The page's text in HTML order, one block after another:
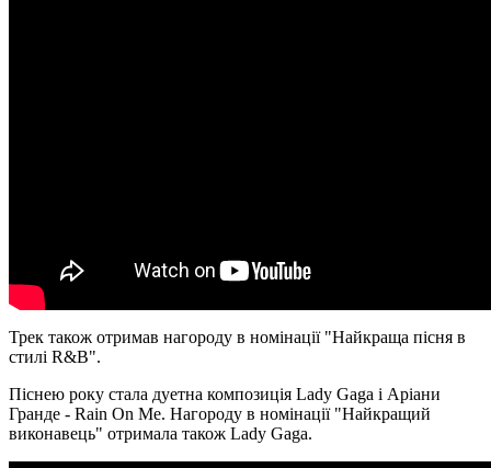
Трек також отримав нагороду в номінації "Найкраща пісня в
стилі R&B".
Піснею року стала дуетна композиція Lady Gaga і Аріани
Гранде - Rain On Me. Нагороду в номінації "Найкращий
виконавець" отримала також Lady Gaga.